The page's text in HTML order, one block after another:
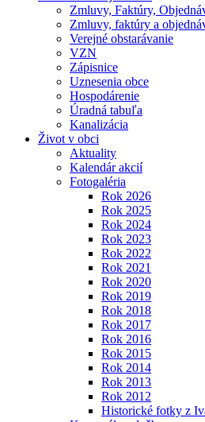
Zmluvy, Faktúry,
Zmluvy, faktúry a
Verejné obstarávanie
VZN
Zápisnice
Uznesenia obce
Hospodárenie
Úradná tabuľa
Kanalizácia
Život v obci
Aktuality
Kalendár akcií
Fotogaléria
Rok 2026
Rok 2025
Rok 2024
Rok 2023
Rok 2022
Rok 2021
Rok 2020
Rok 2019
Rok 2018
Rok 2017
Rok 2016
Rok 2015
Rok 2014
Rok 2013
Rok 2012
Historické fotky z